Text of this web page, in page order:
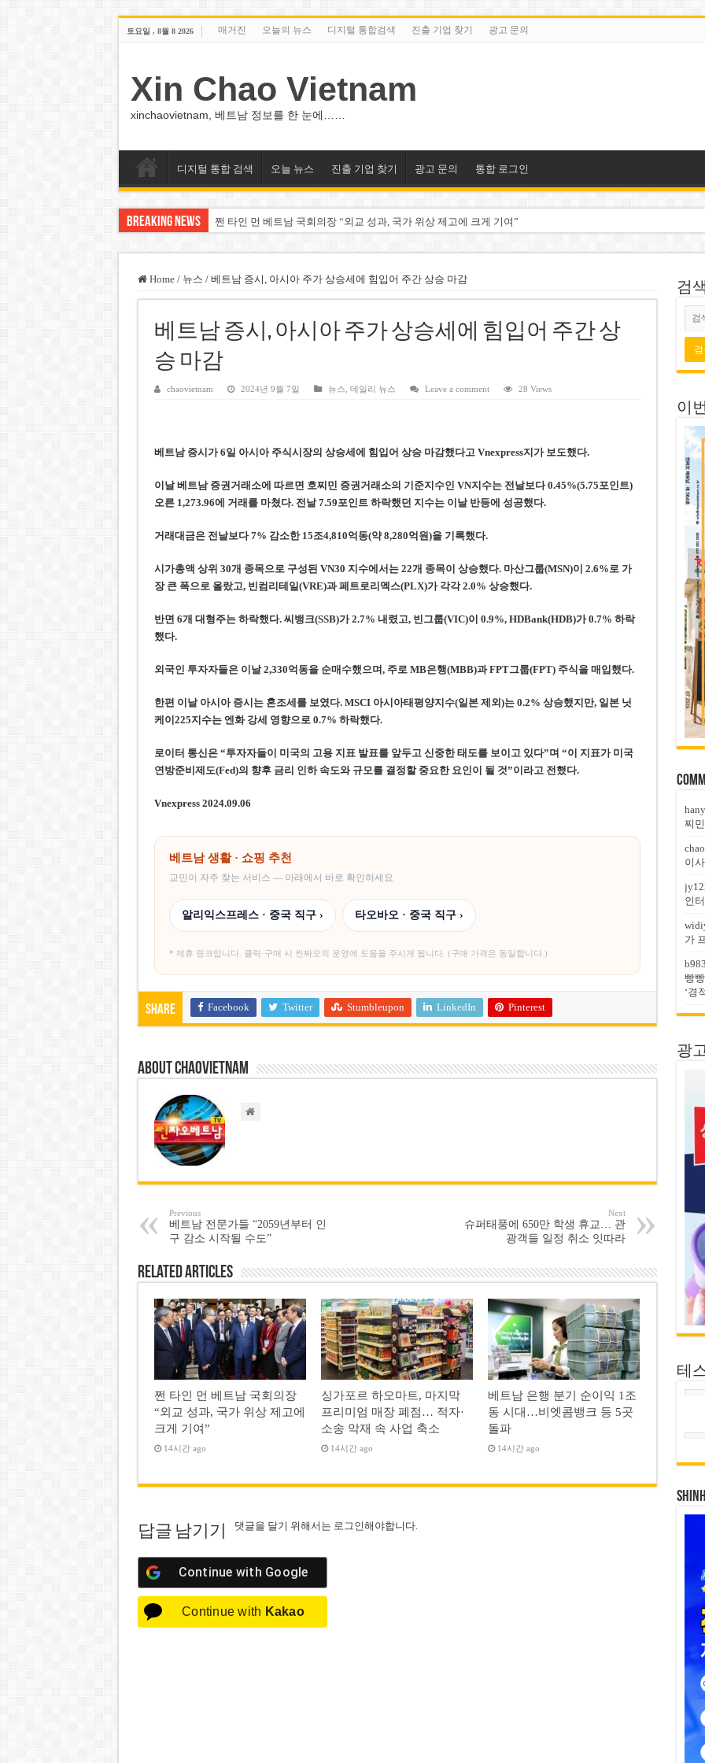
토요일 , 8월 8 2026 매거진 오늘의 뉴스 디지털 통합검색 진출 기업 찾기 광고 문의
Xin Chao Vietnam
xinchaovietnam, 베트남 정보를 한 눈에……
디지털 통합 검색 오늘 뉴스 진출 기업 찾기 광고 문의 통합 로그인
Breaking News 쩐 타인 먼 베트남 국회의장 “외교 성과, 국가 위상 제고에 크게 기여”
베트남 은행 분기 순이익 1조 동 시대…비엣콤뱅크 등 5곳 돌파
PNJ, 다이아몬드 밀수 여파에 2분기 적자… 10월 임시 주총 개최
팜 녓 브엉 빈그룹 회장 딸, 그룹 계열사 경영에 첫 등장
케펠, 투티엠 엠파이어시티 지분 전량 2억7000만 달러에 매각
베트남 MB은행, 2026년 수익 목표 자신…부동산 대출 비율 13% 고수
Home / 뉴스 / 베트남 증시, 아시아 주가 상승세에 힘입어 주간 상승 마감
베트남 증시, 아시아 주가 상승세에 힘입어 주간 상
승 마감
chaovietnam 2024년 9월 7일 뉴스 데일리 뉴스 Leave a comment 28 Views
베트남 증시가 6일 아시아 주식시장의 상승세에 힘입어 상승 마감했다고 Vnexpress지가 보도했다.
이날 베트남 증권거래소에 따르면 호찌민 증권거래소의 기준지수인 VN지수는 전날보다 0.45%(5.75포인트)
오른 1,273.96에 거래를 마쳤다. 전날 7.59포인트 하락했던 지수는 이날 반등에 성공했다.
거래대금은 전날보다 7% 감소한 15조4,810억동(약 8,280억원)을 기록했다.
시가총액 상위 30개 종목으로 구성된 VN30 지수에서는 22개 종목이 상승했다. 마산그룹(MSN)이 2.6%로 가
장 큰 폭으로 올랐고, 빈컴리테일(VRE)과 페트로리멕스(PLX)가 각각 2.0% 상승했다.
반면 6개 대형주는 하락했다. 씨뱅크(SSB)가 2.7% 내렸고, 빈그룹(VIC)이 0.9%, HDBank(HDB)가 0.7% 하락
했다.
외국인 투자자들은 이날 2,330억동을 순매수했으며, 주로 MB은행(MBB)과 FPT그룹(FPT) 주식을 매입했다.
한편 이날 아시아 증시는 혼조세를 보였다. MSCI 아시아태평양지수(일본 제외)는 0.2% 상승했지만, 일본 닛
케이225지수는 엔화 강세 영향으로 0.7% 하락했다.
로이터 통신은 “투자자들이 미국의 고용 지표 발표를 앞두고 신중한 태도를 보이고 있다”며 “이 지표가 미국
연방준비제도(Fed)의 향후 금리 인하 속도와 규모를 결정할 중요한 요인이 될 것”이라고 전했다.
Vnexpress 2024.09.06
베트남 생활 · 쇼핑 추천
교민이 자주 찾는 서비스 — 아래에서 바로 확인하세요
알리익스프레스 · 중국 직구 › 타오바오 · 중국 직구 ›
* 제휴 링크입니다. 클릭·구매 시 씬짜오의 운영에 도움을 주시게 됩니다. (구매 가격은 동일합니다.)
Share Facebook Twitter Stumbleupon LinkedIn Pinterest
About chaovietnam
Previous
베트남 전문가들 “2059년부터 인
구 감소 시작될 수도”
Next
슈퍼태풍에 650만 학생 휴교… 관
광객들 일정 취소 잇따라
Related Articles
쩐 타인 먼 베트남 국회의장
“외교 성과, 국가 위상 제고에
크게 기여”
14시간 ago
싱가포르 하오마트, 마지막
프리미엄 매장 폐점… 적자·
소송 악재 속 사업 축소
14시간 ago
베트남 은행 분기 순이익 1조
동 시대…비엣콤뱅크 등 5곳
돌파
14시간 ago
답글 남기기 댓글을 달기 위해서는 로그인해야합니다.
Continue with Google
Continue with Kakao
검
이
찌
이
인
가
빵
‘경
광
테